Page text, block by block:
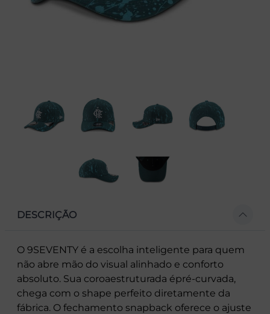
DESCRIÇÃO
O 9SEVENTY é a escolha inteligente para quem
não abre mão do visual alinhado e conforto
absoluto. Sua coroaestruturada épré-curvada,
chega com o shape perfeito diretamente da
fábrica. O fechamento snapback oferece o ajuste